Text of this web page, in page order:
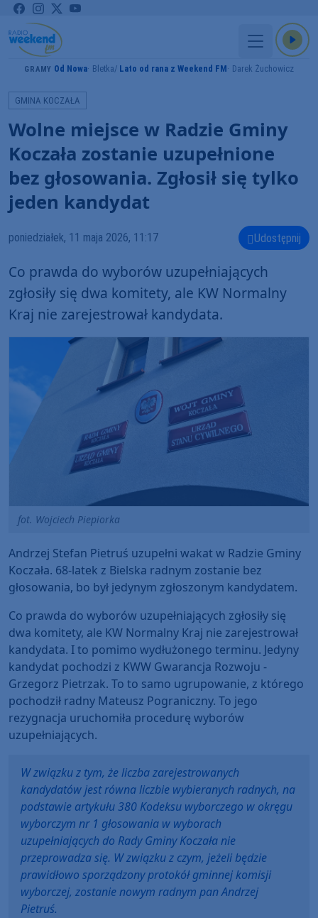
GRAMY Od Nowa Bletka Lato od rana z Weekend FM Darek Żuchowicz
GMINA KOCZAŁA
Wolne miejsce w Radzie Gminy
Koczała zostanie uzupełnione
bez głosowania. Zgłosił się tylko
jeden kandydat
poniedziałek, 11 maja 2026, 11:17 Udostępnij
Co prawda do wyborów uzupełniających
zgłosiły się dwa komitety, ale KW Normalny
Kraj nie zarejestrował kandydata.
fot. Wojciech Piepiorka
Andrzej Stefan Pietruś uzupełni wakat w Radzie Gminy
Koczała. 68-latek z Bielska radnym zostanie bez
głosowania, bo był jedynym zgłoszonym kandydatem.
Co prawda do wyborów uzupełniających zgłosiły się
dwa komitety, ale KW Normalny Kraj nie zarejestrował
kandydata. I to pomimo wydłużonego terminu. Jedyny
kandydat pochodzi z KWW Gwarancja Rozwoju -
Grzegorz Pietrzak. To to samo ugrupowanie, z którego
pochodził radny Mateusz Pograniczny. To jego
rezygnacja uruchomiła procedurę wyborów
uzupełniających.
W związku z tym, że liczba zarejestrowanych
kandydatów jest równa liczbie wybieranych radnych, na
podstawie artykułu 380 Kodeksu wyborczego w okręgu
wyborczym nr 1 głosowania w wyborach
uzupełniających do Rady Gminy Koczała nie
przeprowadza się. W związku z czym, jeżeli będzie
prawidłowo sporządzony protokół gminnej komisji
wyborczej, zostanie nowym radnym pan Andrzej
Pietruś.